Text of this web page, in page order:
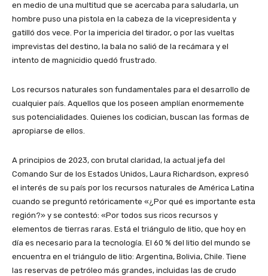
en medio de una multitud que se acercaba para saludarla, un
hombre puso una pistola en la cabeza de la vicepresidenta y
gatilló dos vece. Por la impericia del tirador, o por las vueltas
imprevistas del destino, la bala no salió de la recámara y el
intento de magnicidio quedó frustrado.
Los recursos naturales son fundamentales para el desarrollo de
cualquier país. Aquellos que los poseen amplían enormemente
sus potencialidades. Quienes los codician, buscan las formas de
apropiarse de ellos.
A principios de 2023, con brutal claridad, la actual jefa del
Comando Sur de los Estados Unidos, Laura Richardson, expresó
el interés de su país por los recursos naturales de América Latina
cuando se preguntó retóricamente «¿Por qué es importante esta
región?» y se contestó: «Por todos sus ricos recursos y
elementos de tierras raras. Está el triángulo de litio, que hoy en
día es necesario para la tecnología. El 60 % del litio del mundo se
encuentra en el triángulo de litio: Argentina, Bolivia, Chile. Tiene
las reservas de petróleo más grandes, incluidas las de crudo